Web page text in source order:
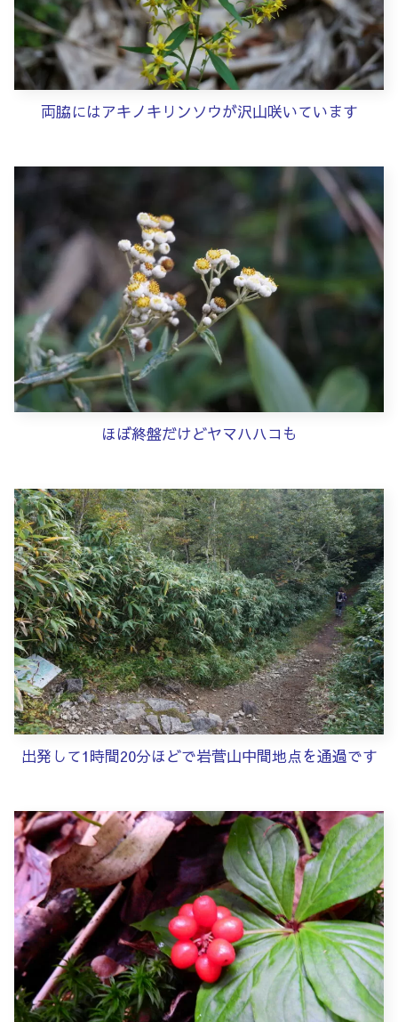
両脇にはアキノキリンソウが沢山咲いています
ほぼ終盤だけどヤマハハコも
出発して1時間20分ほどで岩菅山中間地点を通過です